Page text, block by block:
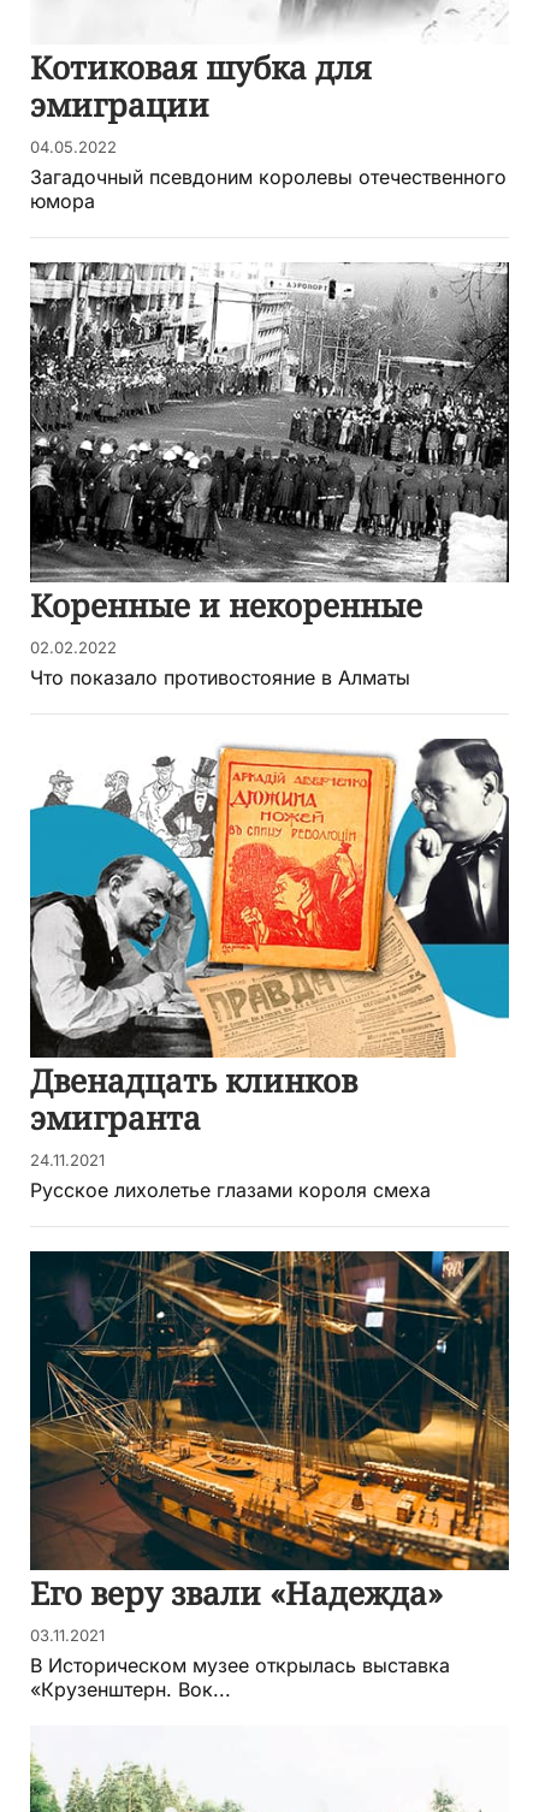
Котиковая шубка для
эмиграции
04.05.2022
Загадочный псевдоним королевы отечественного
юмора
Коренные и некоренные
02.02.2022
Что показало противостояние в Алматы
Двенадцать клинков
эмигранта
24.11.2021
Русское лихолетье глазами короля смеха
Его веру звали «Надежда»
03.11.2021
В Историческом музее открылась выставка
«Крузенштерн. Вок...